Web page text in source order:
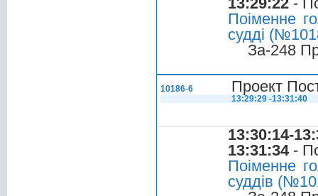
Поіменне
судді
За-248
10186-6 Проект
13:29:29 -13:31:40
13:30:14-
13:31:34-
Поіменне
суддів